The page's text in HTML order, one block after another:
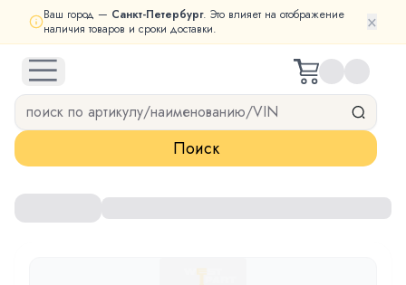
Ваш город — Санкт-Петербург. Это влияет на отображение
наличия товаров и сроки доставки.
×
open navigation menu
Поиск